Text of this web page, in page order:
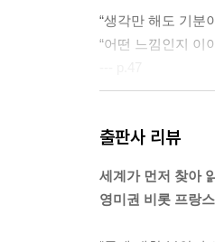
“생각만 해도 기분
“어떤 느낌인지 이
‘있음’의 감정이
“우리는 세상의
출판사 리뷰
세계가 먼저 찾아
영미권 비롯 프랑